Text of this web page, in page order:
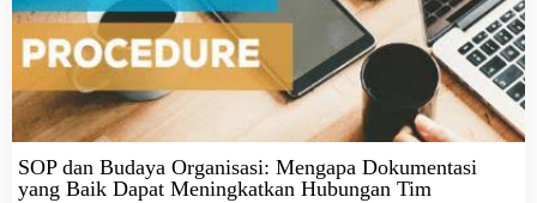
SOP dan Budaya Organisasi: Mengapa Dokumentasi
yang Baik Dapat Meningkatkan Hubungan Tim